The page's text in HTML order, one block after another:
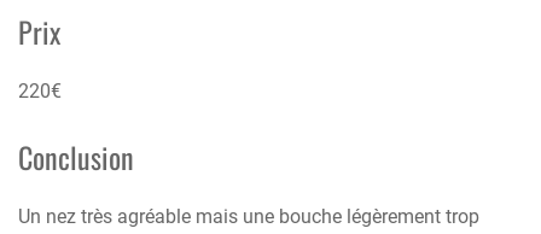
Prix
220€
Conclusion
Un nez très agréable mais une bouche légèrement trop